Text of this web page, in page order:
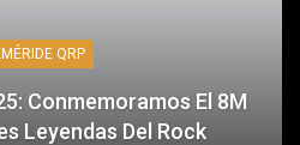
QRP
Conmemoramos El 8M
Leyendas Del Rock